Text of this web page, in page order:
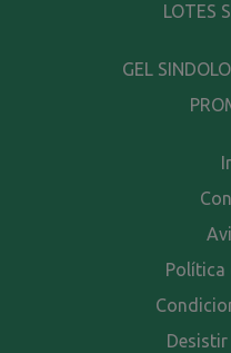
LOTES
GEL
Política